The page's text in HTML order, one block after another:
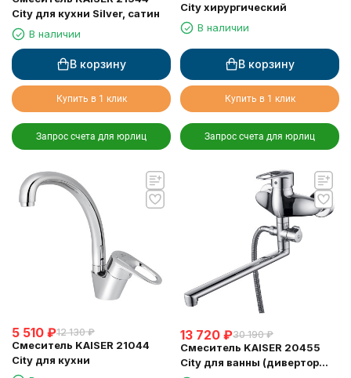
City для кухни Silver, сатин
В наличии
В корзину
Купить в 1 клик
Запрос счета для юрлиц
City хирургический
В наличии
В корзину
Купить в 1 клик
Запрос счета для юрлиц
5 510 ₽12 130 ₽
Смеситель KAISER 21044
City для кухни
13 720 ₽30 190 ₽
Смеситель KAISER 20455
City для ванны (дивертор